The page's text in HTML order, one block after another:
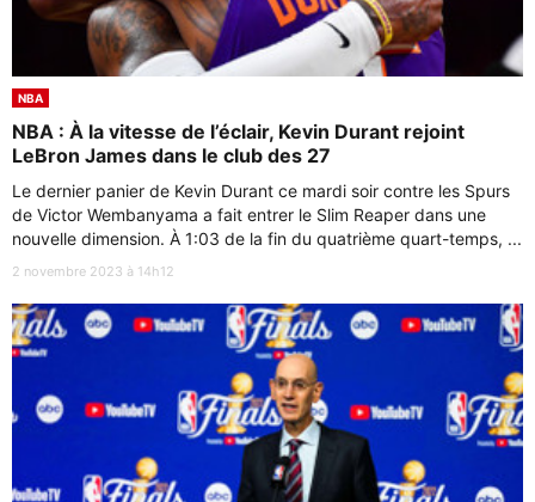
NBA
NBA : À la vitesse de l’éclair, Kevin Durant rejoint
LeBron James dans le club des 27
Le dernier panier de Kevin Durant ce mardi soir contre les Spurs
de Victor Wembanyama a fait entrer le Slim Reaper dans une
nouvelle dimension. À 1:03 de la fin du quatrième quart-temps, ...
2 novembre 2023 à 14h12